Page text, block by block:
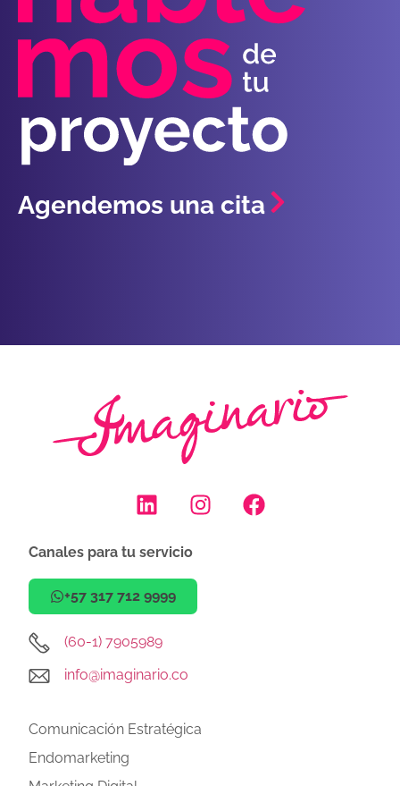
Agendemos una cita
Canales para tu servicio
+57 317 712 9999
(60-1) 7905989
info@imaginario.co
Comunicación Estratégica
Endomarketing